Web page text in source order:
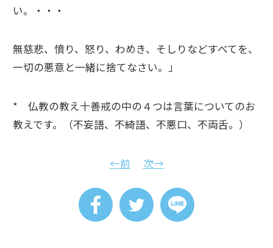
い。・・・
無慈悲、憤り、怒り、わめき、そしりなどすべてを、
一切の悪意と一緒に捨てなさい。」
* 仏教の教え十善戒の中の４つは言葉についてのお
教えです。（不妄語、不綺語、不悪口、不両舌。）
←前 次→